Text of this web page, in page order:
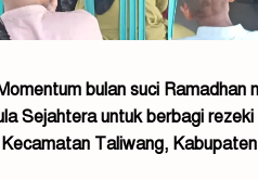
bulan suci Ramadhan
Sejahtera untuk berbagi
Taliwang,